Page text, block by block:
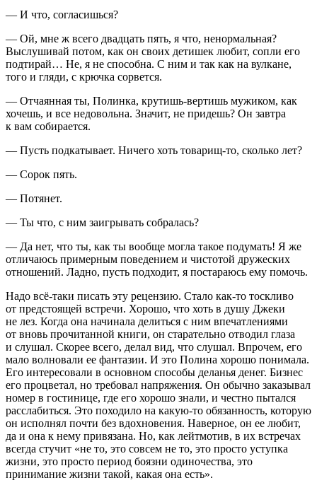
— И что, согласишься?
— Ой, мне ж всего двадцать пять, я что, ненормальная?
Выслушивай потом, как он своих детишек любит, сопли его
подтирай… Не, я не способна. С ним и так как на вулкане,
того и гляди, с крючка сорвется.
— Отчаянная ты, Полинка, крутишь-вертишь мужиком, как
хочешь, и все недовольна. Значит, не придешь? Он завтра
к вам собирается.
— Пусть подкатывает. Ничего хоть товарищ-то, сколько лет?
— Сорок пять.
— Потянет.
— Ты что, с ним заигрывать собралась?
— Да нет, что ты, как ты вообще могла такое подумать! Я же
отличаюсь примерным поведением и чистотой дружеских
отношений. Ладно, пусть подходит, я постараюсь ему помочь.
Надо всё-таки писать эту рецензию. Стало как-то тоскливо
от предстоящей встречи. Хорошо, что хоть в душу Джеки
не лез. Когда она начинала делиться с ним впечатлениями
от вновь прочитанной книги, он старательно отводил глаза
и слушал. Скорее всего, делал вид, что слушал. Впрочем, его
мало волновали ее фантазии. И это Полина хорошо понимала.
Его интересовали в основном способы деланья денег. Бизнес
его процветал, но требовал напряжения. Он обычно заказывал
номер в гостинице, где его хорошо знали, и честно пытался
расслабиться. Это походило на какую-то обязанность, которую
он исполнял почти без вдохновения. Наверное, он ее любит,
да и она к нему привязана. Но, как лейтмотив, в их встречах
всегда стучит «не то, это совсем не то, это просто уступка
жизни, это просто период боязни одиночества, это
принимание жизни такой, какая она есть».